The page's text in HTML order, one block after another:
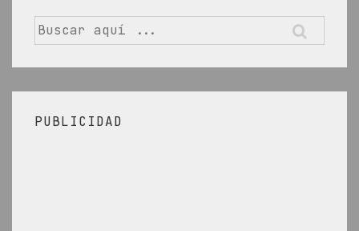
Highlighter
en
Buscar
por:
PUBLICIDAD